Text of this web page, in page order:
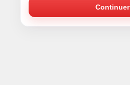
Continuer